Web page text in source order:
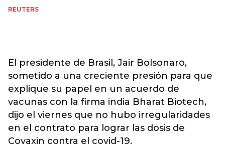
REUTERS
El presidente de Brasil, Jair Bolsonaro,
sometido a una creciente presión para que
explique su papel en un acuerdo de
vacunas con la firma india Bharat Biotech,
dijo el viernes que no hubo irregularidades
en el contrato para lograr las dosis de
Covaxin contra el covid-19.